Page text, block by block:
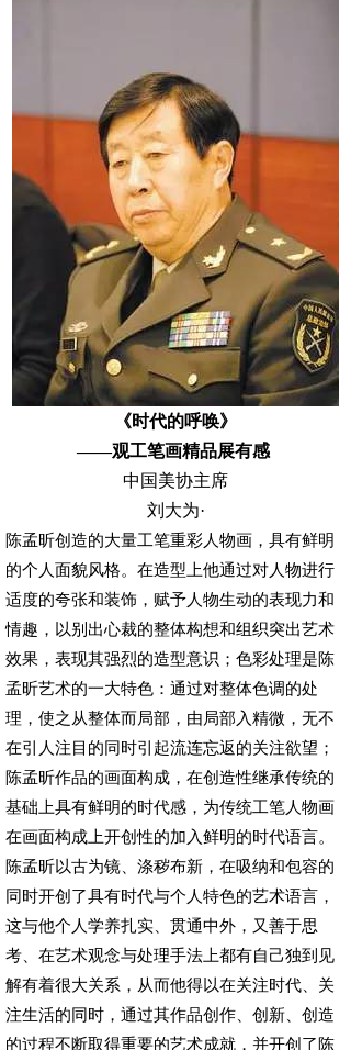
《时代的呼唤》
——观工笔画精品展有感
中国美协主席
刘大为·
陈孟昕创造的大量工笔重彩人物画，具有鲜明
的个人面貌风格。在造型上他通过对人物进行
适度的夸张和装饰，赋予人物生动的表现力和
情趣，以别出心裁的整体构想和组织突出艺术
效果，表现其强烈的造型意识；色彩处理是陈
孟昕艺术的一大特色：通过对整体色调的处
理，使之从整体而局部，由局部入精微，无不
在引人注目的同时引起流连忘返的关注欲望；
陈孟昕作品的画面构成，在创造性继承传统的
基础上具有鲜明的时代感，为传统工笔人物画
在画面构成上开创性的加入鲜明的时代语言。
陈孟昕以古为镜、涤秽布新，在吸纳和包容的
同时开创了具有时代与个人特色的艺术语言，
这与他个人学养扎实、贯通中外，又善于思
考、在艺术观念与处理手法上都有自己独到见
解有着很大关系，从而他得以在关注时代、关
注生活的同时，通过其作品创作、创新、创造
的过程不断取得重要的艺术成就，并开创了陈